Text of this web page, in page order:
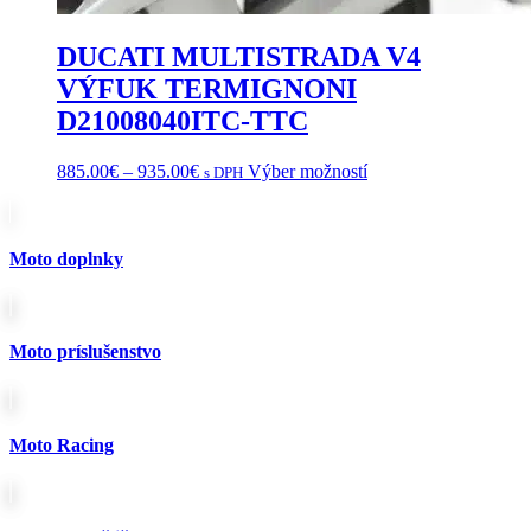
DUCATI MULTISTRADA V4
VÝFUK TERMIGNONI
D21008040ITC-TTC
885.00€ – 935.00€Price
s DPH Výber možnostíTento
Moto doplnky
Moto príslušenstvo
Moto Racing